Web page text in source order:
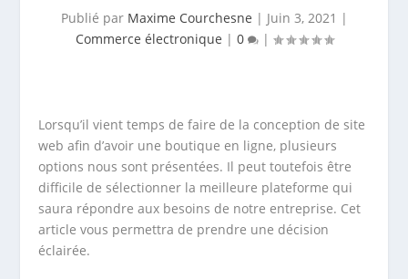
Publié par Maxime Courchesne | Juin 3, 2021 |
Commerce électronique | 0 |
Lorsqu’il vient temps de faire de la conception de site
web afin d’avoir une boutique en ligne, plusieurs
options nous sont présentées. Il peut toutefois être
difficile de sélectionner la meilleure plateforme qui
saura répondre aux besoins de notre entreprise. Cet
article vous permettra de prendre une décision
éclairée.